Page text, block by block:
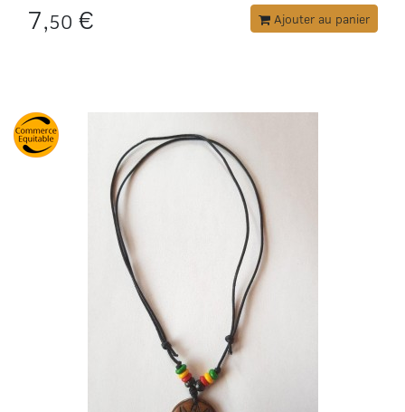
7,50 € Ajouter au panier